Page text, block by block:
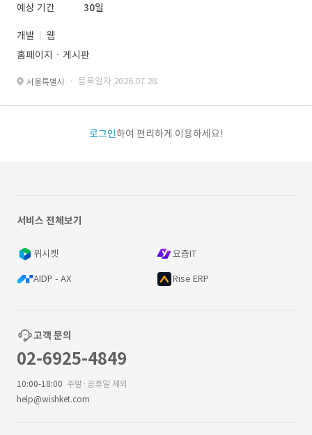
예상 기간
30일
개발
웹
홈페이지ㆍ게시판
서울특별시 · 등록일자 2026.07.28.
로그인하여 편리하게 이용하세요!
서비스 전체보기
위시켓 요즘IT
AIDP - AX Rise ERP
고객 문의
02-6925-4849
10:00-18:00 주말·공휴일 제외
help@wishket.com